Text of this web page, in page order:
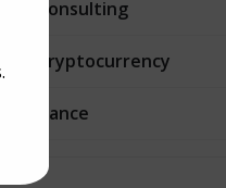
Consulting
Cryptocurrency
Dance